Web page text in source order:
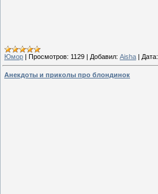
Юмор Просмотров: 1129 Добавил: Aisha Дата:
Анекдоты и приколы про блондинок